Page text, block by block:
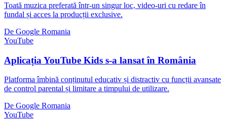
Toată muzica preferată într-un singur loc, video-uri cu redare în
fundal și acces la producții exclusive.
De Google Romania
YouTube
Aplicația YouTube Kids s-a lansat în România
Platforma îmbină conținutul educativ și distractiv cu funcții avansate
de control parental și limitare a timpului de utilizare.
De Google Romania
YouTube